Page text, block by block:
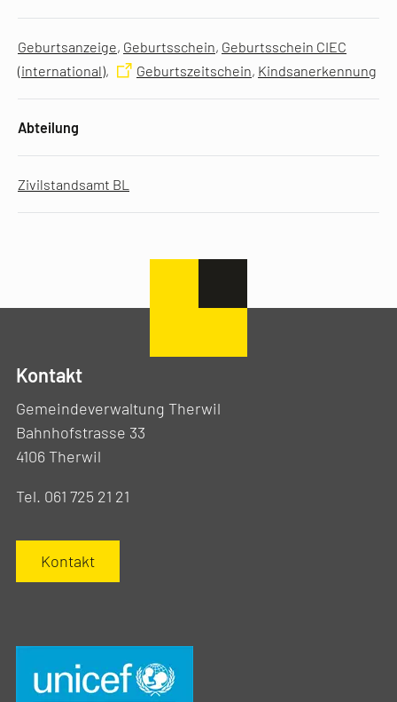
Geburtsanzeige, Geburtsschein, Geburtsschein CIEC
(international), Geburtszeitschein, Kindsanerkennung
Abteilung
Zivilstandsamt BL
Kontakt
Gemeindeverwaltung Therwil
Bahnhofstrasse 33
4106 Therwil
Tel. 061 725 21 21
Kontakt